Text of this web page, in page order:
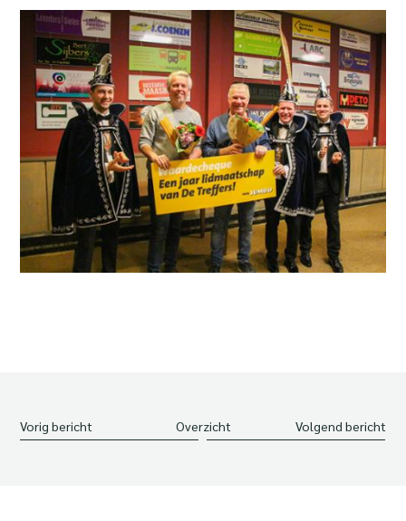
Vorig bericht Overzicht Volgend bericht